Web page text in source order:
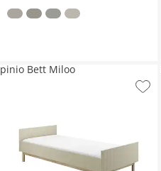
pinio Bett Miloo